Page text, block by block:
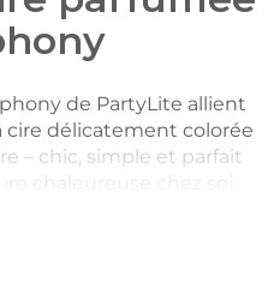
de PartyLite allient
cire délicatement colorée
– chic, simple et parfait
chaleureuse chez soi.